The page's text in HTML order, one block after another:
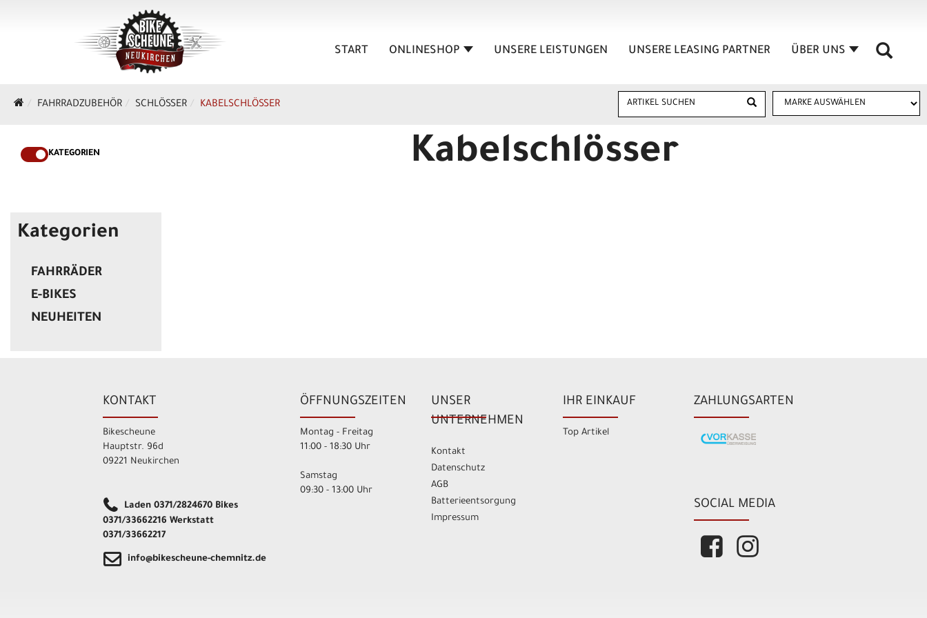
START ONLINESHOP UNSERE LEISTUNGEN UNSERE LEASING PARTNER ÜBER UNS
FAHRRADZUBEHÖR SCHLÖSSER KABELSCHLÖSSER
KATEGORIEN Kabelschlösser
Kategorien
FAHRRÄDER
E-BIKES
NEUHEITEN
KONTAKT
Bikescheune
Hauptstr. 96d
09221 Neukirchen
Laden 0371/2824670 Bikes
0371/33662216 Werkstatt
0371/33662217
info@bikescheune-chemnitz.de
ÖFFNUNGSZEITEN
Montag - Freitag
11:00 - 18:30 Uhr
Samstag
09:30 - 13:00 Uhr
UNSER
UNTERNEHMEN
Kontakt
Datenschutz
AGB
Batterieentsorgung
Impressum
IHR EINKAUF
Top Artikel
ZAHLUNGSARTEN
SOCIAL MEDIA